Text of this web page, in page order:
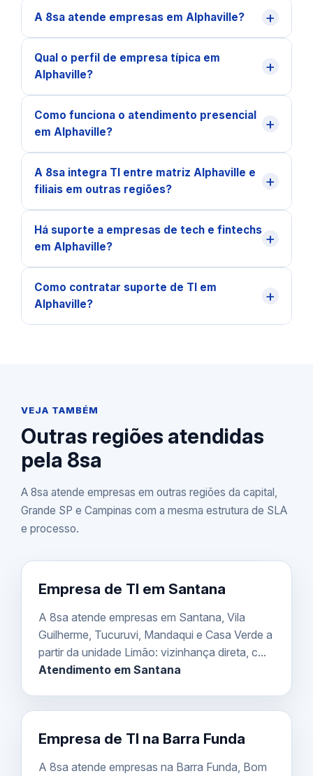
A 8sa atende empresas em Alphaville? +
Qual o perfil de empresa típica em
Alphaville?
+
Como funciona o atendimento presencial
em Alphaville?
+
A 8sa integra TI entre matriz Alphaville e
filiais em outras regiões?
+
Há suporte a empresas de tech e fintechs
em Alphaville?
+
Como contratar suporte de TI em
Alphaville?
+
VEJA TAMBÉM
Outras regiões atendidas
pela 8sa
A 8sa atende empresas em outras regiões da capital,
Grande SP e Campinas com a mesma estrutura de SLA
e processo.
Empresa de TI em Santana
A 8sa atende empresas em Santana, Vila
Guilherme, Tucuruvi, Mandaqui e Casa Verde a
partir da unidade Limão: vizinhança direta, c...
Atendimento em Santana
Empresa de TI na Barra Funda
A 8sa atende empresas na Barra Funda, Bom